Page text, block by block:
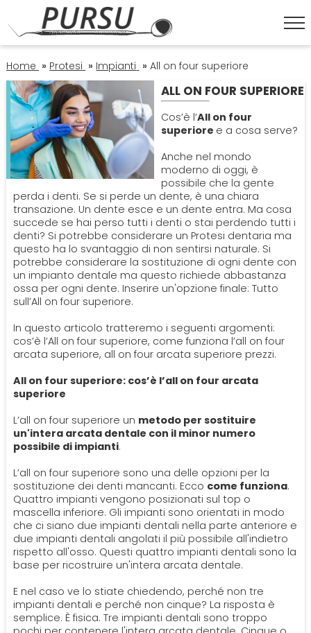
HOME
ESTETICA DENTALE
Corona Dentale
Faccette Dentali
Sbiancamento Denti
IGIENE ORALE
Igiene Orale
Lavare I Denti
Pulizia Denti
OPERATORI
Dentisti
Impianto Dentale
Sbiancamento Denti
ORTODONZIA
Apparecchio
Endodonzia
Ortodonzia
PATOLOGIE
Bruxismo
Mal Di Denti
Dentiera
Impianti
Ponte Dentale
CERCA
Home » Protesi » Impianti » All on four superiore
ALL ON FOUR SUPERIORE
Cos’è l’All on four
superiore e a cosa serve?
Anche nel mondo
moderno di oggi, è
possibile che la gente
perda i denti. Se si perde un dente, è una chiara
transazione. Un dente esce e un dente entra. Ma cosa
succede se hai perso tutti i denti o stai perdendo tutti i
denti? Si potrebbe considerare un Protesi dentaria ma
questo ha lo svantaggio di non sentirsi naturale. Si
potrebbe considerare la sostituzione di ogni dente con
un impianto dentale ma questo richiede abbastanza
ossa per ogni dente. Inserire un'opzione finale: Tutto
sull’All on four superiore.
In questo articolo tratteremo i seguenti argomenti:
cos’è l’All on four superiore, come funziona l’all on four
arcata superiore, all on four arcata superiore prezzi.
All on four superiore: cos’è l’all on four arcata
superiore
L’all on four superiore un metodo per sostituire
un'intera arcata dentale con il minor numero
possibile di impianti.
L’all on four superiore sono una delle opzioni per la
sostituzione dei denti mancanti. Ecco come funziona.
Quattro impianti vengono posizionati sul top o
mascella inferiore. Gli impianti sono orientati in modo
che ci siano due impianti dentali nella parte anteriore e
due impianti dentali angolati il più possibile all'indietro
rispetto all'osso. Questi quattro impianti dentali sono la
base per ricostruire un'intera arcata dentale.
E nel caso ve lo stiate chiedendo, perché non tre
impianti dentali e perché non cinque? La risposta è
semplice. È fisica. Tre impianti dentali sono troppo